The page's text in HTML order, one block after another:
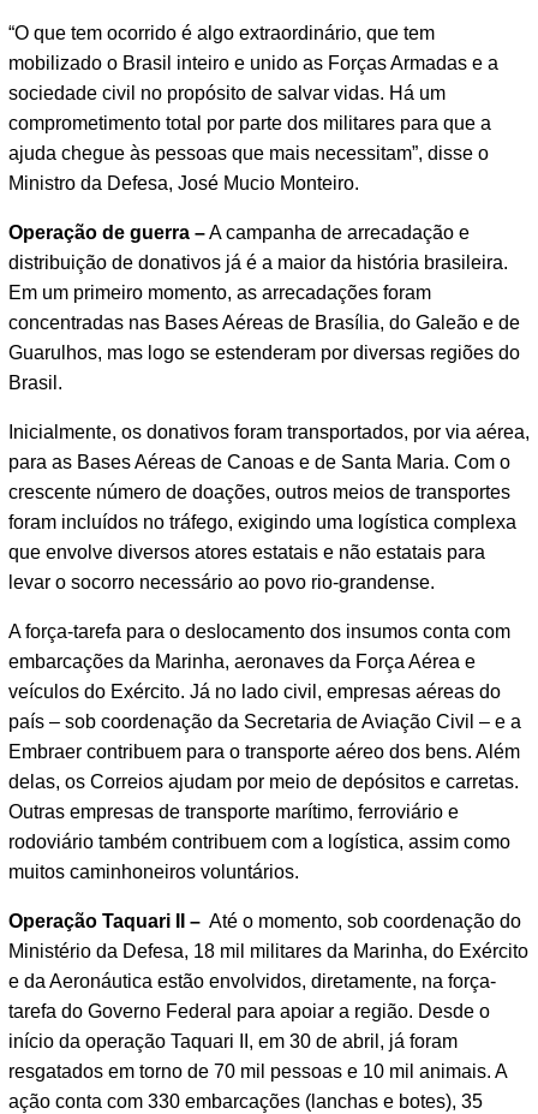
“O que tem ocorrido é algo extraordinário, que tem
mobilizado o Brasil inteiro e unido as Forças Armadas e a
sociedade civil no propósito de salvar vidas. Há um
comprometimento total por parte dos militares para que a
ajuda chegue às pessoas que mais necessitam”, disse o
Ministro da Defesa, José Mucio Monteiro.
Operação de guerra –A campanha de arrecadação e
distribuição de donativos já é a maior da história brasileira.
Em um primeiro momento, as arrecadações foram
concentradas nas Bases Aéreas de Brasília, do Galeão e de
Guarulhos, mas logo se estenderam por diversas regiões do
Brasil.
Inicialmente, os donativos foram transportados, por via aérea,
para as Bases Aéreas de Canoas e de Santa Maria. Com o
crescente número de doações, outros meios de transportes
foram incluídos no tráfego, exigindo uma logística complexa
que envolve diversos atores estatais e não estatais para
levar o socorro necessário ao povo rio-grandense.
A força-tarefa para o deslocamento dos insumos conta com
embarcações da Marinha, aeronaves da Força Aérea e
veículos do Exército. Já no lado civil, empresas aéreas do
país – sob coordenação da Secretaria de Aviação Civil – e a
Embraer contribuem para o transporte aéreo dos bens. Além
delas, os Correios ajudam por meio de depósitos e carretas.
Outras empresas de transporte marítimo, ferroviário e
rodoviário também contribuem com a logística, assim como
muitos caminhoneiros voluntários.
Operação Taquari II – Até o momento, sob coordenação do
Ministério da Defesa, 18 mil militares da Marinha, do Exército
e da Aeronáutica estão envolvidos, diretamente, na força-
tarefa do Governo Federal para apoiar a região. Desde o
início da operação Taquari II, em 30 de abril, já foram
resgatados em torno de 70 mil pessoas e 10 mil animais. A
ação conta com 330 embarcações (lanchas e botes), 35